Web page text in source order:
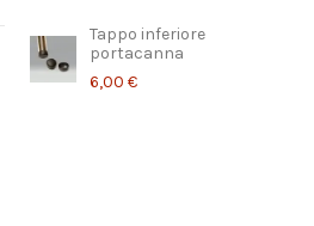
Tappo inferiore
portacanna
6,00 €